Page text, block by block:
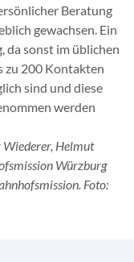
Beratung
gewachsen. Ein
da sonst im üblichen
zu 200 Kontakten
sind und diese
werden
Helmut
Würzburg
Foto: